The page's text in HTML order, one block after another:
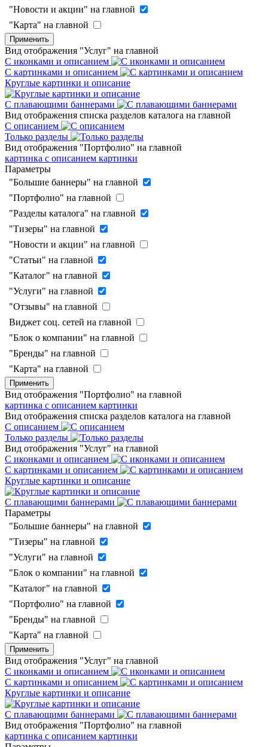
"Новости и акции" на главной
"Карта" на главной
Применить
Вид отображения "Услуг" на главной
С иконками и описанием
С картинками и описанием
Круглые картинки и описание
С плавающими баннерами
Вид отображения списка разделов каталога на главной
С описанием
Только разделы
Вид отображения "Портфолио" на главной
картинка с описанием картинки
Параметры
"Большие баннеры" на главной
"Портфолио" на главной
"Разделы каталога" на главной
"Тизеры" на главной
"Новости и акции" на главной
"Статьи" на главной
"Каталог" на главной
"Услуги" на главной
"Отзывы" на главной
Виджет соц. сетей на главной
"Блок о компании" на главной
"Бренды" на главной
"Карта" на главной
Применить
Вид отображения "Портфолио" на главной
картинка с описанием картинки
Вид отображения списка разделов каталога на главной
С описанием
Только разделы
Вид отображения "Услуг" на главной
С иконками и описанием
С картинками и описанием
Круглые картинки и описание
С плавающими баннерами
Параметры
"Большие баннеры" на главной
"Тизеры" на главной
"Услуги" на главной
"Блок о компании" на главной
"Каталог" на главной
"Портфолио" на главной
"Бренды" на главной
"Карта" на главной
Применить
Вид отображения "Услуг" на главной
С иконками и описанием
С картинками и описанием
Круглые картинки и описание
С плавающими баннерами
Вид отображения "Портфолио" на главной
картинка с описанием картинки